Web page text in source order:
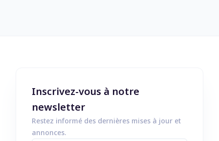
Inscrivez-vous à notre
newsletter
Restez informé des dernières mises à jour et
annonces.